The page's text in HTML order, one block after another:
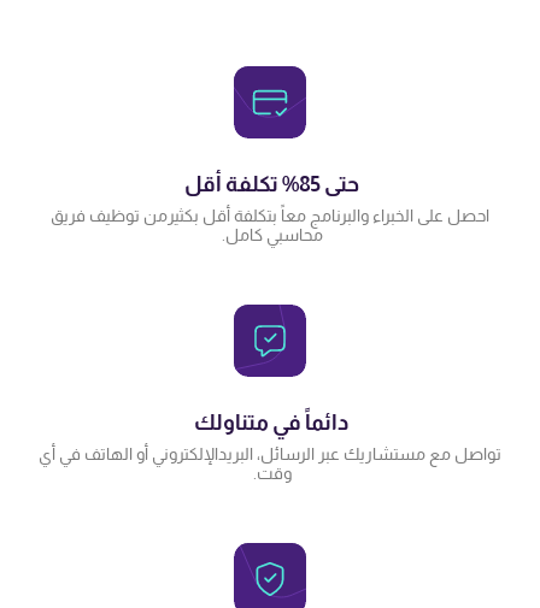
حتى 85% تكلفة أقل
احصل على الخبراء والبرنامج معاً بتكلفة أقل بكثير من توظيف فريق
محاسبي كامل.
دائماً في متناولك
تواصل مع مستشاريك عبر الرسائل، البريد الإلكتروني أو الهاتف في أي
وقت.